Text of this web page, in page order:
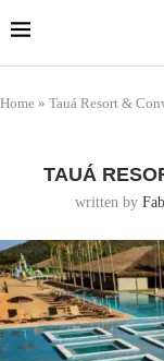
Home » Tauá Resort &
TAUÁ
written by